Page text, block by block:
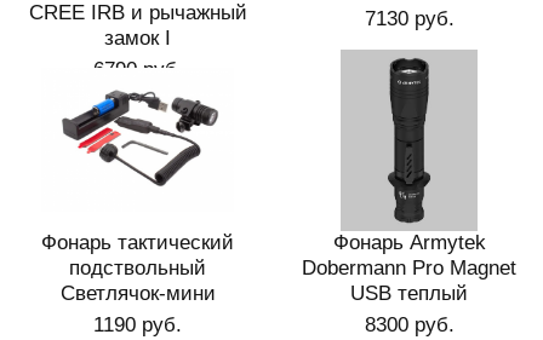
CREE IRB и рычажный
замок I
6790 руб.
7130 руб.
Фонарь тактический
подствольный
Светлячок-мини
1190 руб.
Фонарь Armytek
Dobermann Pro Magnet
USB теплый
8300 руб.